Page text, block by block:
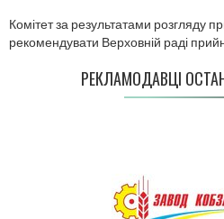
Комітет за результатами розгляду
рекомендувати Верховній раді
РЕКЛАМОДАВЦІ